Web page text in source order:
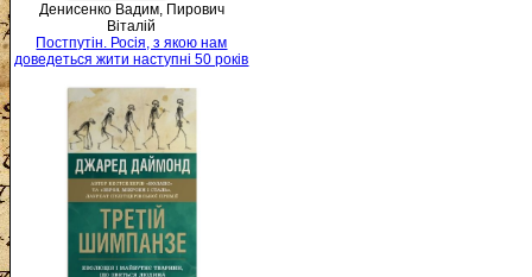
Денисенко Вадим, Пирович
Віталій
Постпутін. Росія, з якою нам
доведеться жити наступні 50 років